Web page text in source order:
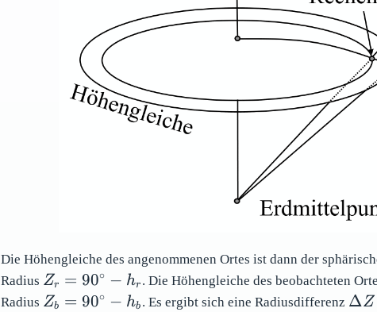
Die Höhengleiche des angenommenen Ortes ist dann der
Radius Z_r =
90^\circ
Zr = 90∘ − hr . Die Höhengleiche des beobachteten
Radius Z_b =
Zb = 90∘ − hb . Es ergibt sich eine Radiusdifferenz ΔZ